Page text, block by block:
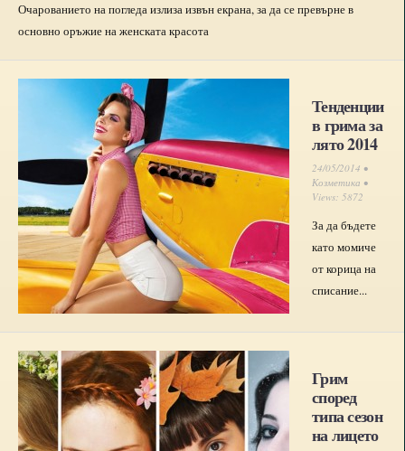
Очарованието на погледа излиза извън екрана, за да се превърне в
основно оръжие на женската красота
Тенденции
в грима за
лято 2014
24/05/2014 •
Козметика •
Views: 5872
За да бъдете
като момиче
от корица на
списание...
Грим
според
типа сезон
на лицето